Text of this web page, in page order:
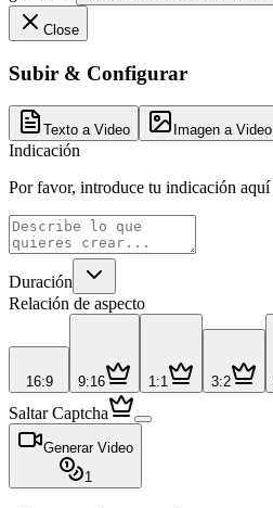
Close
Subir & Configurar
Texto a Video Imagen a Video
Indicación
Por favor, introduce tu indicación aquí
Duración
Relación de aspecto
16:9 9:16 1:1 3:2
Saltar Captcha
Generar Video
1